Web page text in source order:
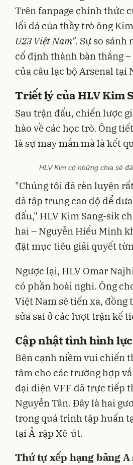
Trên fanpage chính thức
lối đá của thầy trò ông
U23 Việt Nam". Sự so sánh
cố định thành bàn thắng
của câu lạc bộ Arsenal tại
Triết lý của HLV Kim
Sau trận đấu, chiến lược
hào về các học trò. Ông
là sự may mắn mà là kết
HLV Kim có những chia sẻ
"Chúng tôi đã rèn luyện
đã tập trung cao độ để
đấu," HLV Kim Sang-sik
hai – Nguyễn Hiểu Minh
đặt mục tiêu giải quyết
Ngược lại, HLV Omar
có phần hoài nghi. Ông
Việt Nam sẽ tiến xa,
sửa sai ở các lượt trận kế
Cập nhật tình hình
Bên cạnh niềm vui chiến
tâm cho các trường hợp
đại diện VFF đã trực tiếp
Nguyễn Tân. Đây là hai
trong quá trình tập huấn
tại Ả-rập Xê-út.
Thứ tự xếp hạng bảng